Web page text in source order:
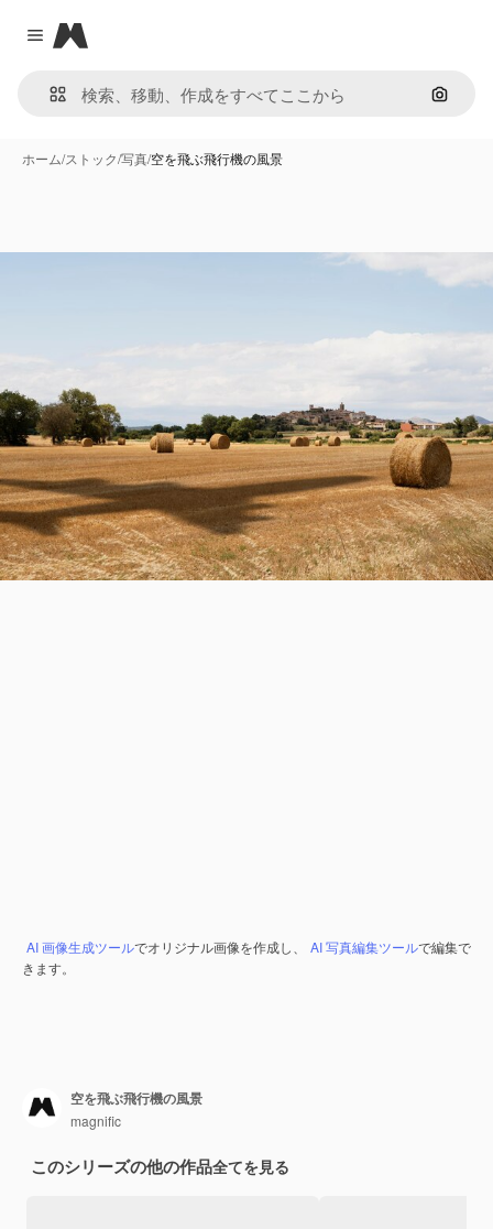
Close menu
Magnific
画像で
ホーム/ストック/写真/空を飛ぶ飛行機の風景
AI 画像生成ツールでオリジナル画像を作成し、 AI 写真編集ツールで編集で
きます。
空を飛ぶ飛行機の風景
magnific
このシリーズの他の作品全てを見る